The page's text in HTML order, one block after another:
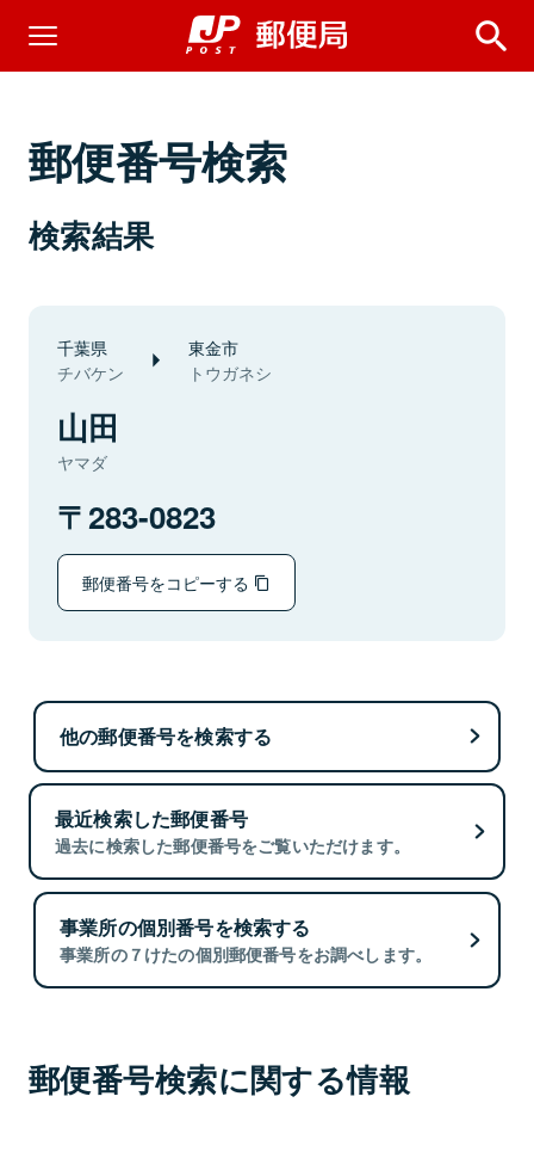
郵便番号検索
検索結果
千葉県
チバケン
東金市
トウガネシ
山田
ヤマダ
283-0823
郵便番号をコピーする
他の郵便番号を検索する
最近検索した郵便番号
過去に検索した郵便番号をご覧いただけます。
事業所の個別番号を検索する
事業所の７けたの個別郵便番号をお調べします。
郵便番号検索に関する情報